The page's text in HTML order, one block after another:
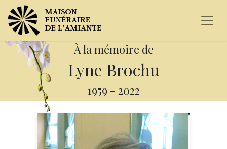
À la mémoire de
Lyne Brochu
1959 - 2022